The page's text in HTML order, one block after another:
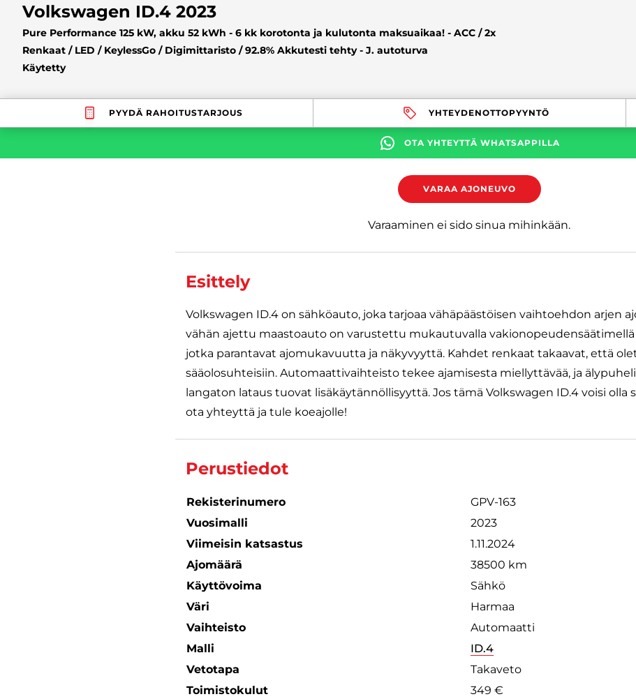
Volkswagen ID.4 2023
Pure Performance 125 kW, akku 52 kWh - 6 kk korotonta ja kulutonta maksuaikaa! - ACC / 2x
Renkaat / LED / KeylessGo / Digimittaristo / 92.8% Akkutesti tehty - J. autoturva
Käytetty
PYYDÄ RAHOITUSTARJOUS YHTEYDENOTTOPYYNTÖ
OTA YHTEYTTÄ WHATSAPPILLA
VARAA AJONEUVO
Varaaminen ei sido sinua mihinkään.
Esittely
Volkswagen ID.4 on sähköauto, joka tarjoaa vähäpäästöisen vaihtoehdon arjen
vähän ajettu maastoauto on varustettu mukautuvalla vakionopeudensäätimellä
jotka parantavat ajomukavuutta ja näkyvyyttä. Kahdet renkaat takaavat, että
sääolosuhteisiin. Automaattivaihteisto tekee ajamisesta miellyttävää, ja
langaton lataus tuovat lisäkäytännöllisyyttä. Jos tämä Volkswagen ID.4 voisi olla
ota yhteyttä ja tule koeajolle!
Perustiedot
Rekisterinumero
GPV-163
Vuosimalli
2023
Viimeisin katsastus
1.11.2024
Ajomäärä
38500 km
Käyttövoima
Sähkö
Väri
Harmaa
Vaihteisto
Automaatti
Malli
ID.4
Vetotapa
Takaveto
Toimistokulut
349 €